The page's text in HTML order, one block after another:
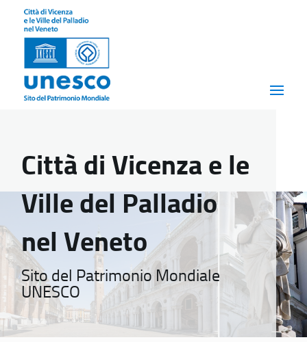
Città di Vicenza e le
Ville del Palladio
nel Veneto
Sito del Patrimonio Mondiale
UNESCO